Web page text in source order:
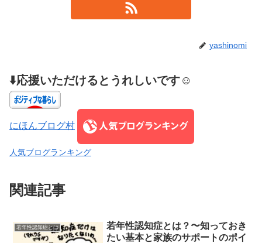
yashinomi
⬇️応援いただけるとうれしいです☺️
にほんブログ村
人気ブログランキング
関連記事
若年性認知症とは
若年性認知症とは？〜知っておき
たい基本と家族のサポートのポイ